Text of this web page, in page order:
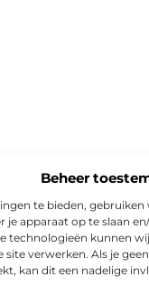
Beheer
te bieden,
apparaat op te slaan
technologieën kunnen
site verwerken. Als je
kan dit een nadelige